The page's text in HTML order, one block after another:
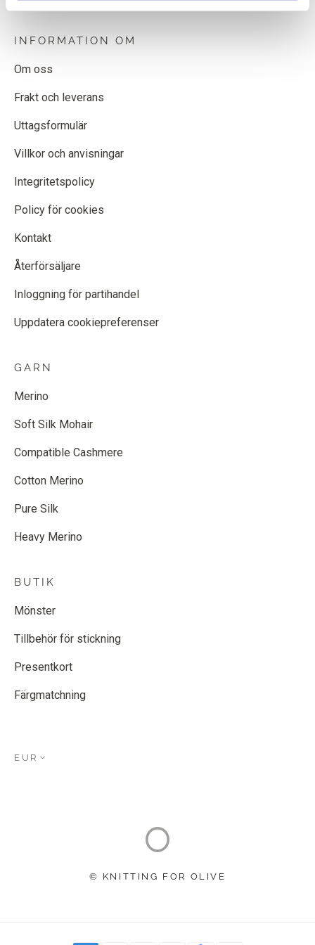
INFORMATION OM
Om oss
Frakt och leverans
Uttagsformulär
Villkor och anvisningar
Integritetspolicy
Policy för cookies
Kontakt
Återförsäljare
Inloggning för partihandel
Uppdatera cookiepreferenser
GARN
Merino
Soft Silk Mohair
Compatible Cashmere
Cotton Merino
Pure Silk
Heavy Merino
BUTIK
Mönster
Tillbehör för stickning
Presentkort
Färgmatchning
EUR
© KNITTING FOR OLIVE